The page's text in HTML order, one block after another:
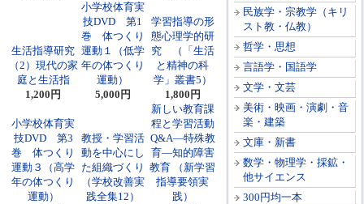
民族学・宗教学（キリ
スト教・仏教）
哲学・思想
言語学・国語学
文学・文芸
美術・映画・演劇・音
楽・建築
文庫・新書
数学・物理学・採鉱・
他サイエンス
300円均一本
生活指導研究
（2）現代の家
庭と生活指
1,200円
小学校体育実
技DVD 第1
巻 体つくり
運動１（低学
年の体つくり
運動）
5,000円
学習指導の形
態心理学的研
究 （「生活
と精神の科
学」叢書5）
1,800円
小学校体育実
技DVD 第3
巻 体つくり
運動３（高学
年の体つくり
運動）
教授・学習活
動を中心にし
た組織づくり
（学校改善実
践全集12）
新しい教育課
程と学習活動
Q&A―特殊教
育―知的障害
教育 （新学習
指導要領実
践）